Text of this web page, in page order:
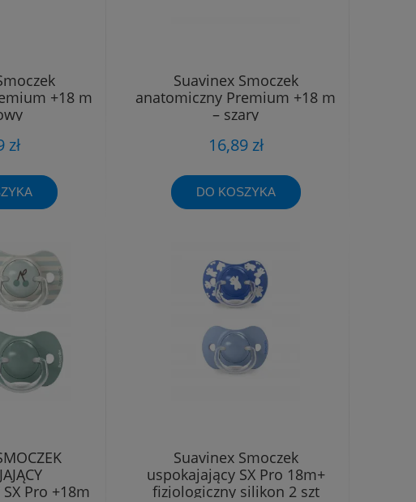
+18 m
zł
Suavinex Smoczek
anatomiczny Premium +18 m
– szary
16,89 zł
DO KOSZYKA
SX Pro +18m
Suavinex Smoczek
uspokajający SX Pro 18m+
fizjologiczny silikon 2 szt